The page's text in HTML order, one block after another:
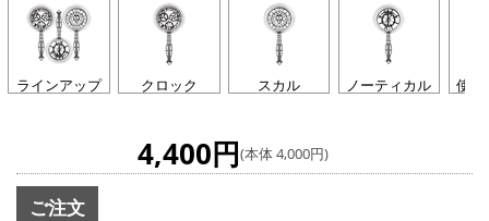
ラインアップ クロック スカル ノーティカル 使用
4,400円(本体 4,000円)
ご注文